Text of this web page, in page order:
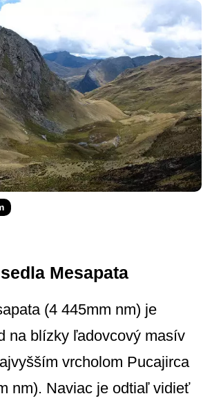
Mesapata
(4 445mm nm) je
na blízky ľadovcový masív
vrcholom Pucajirca
nm). Naviac je odtiaľ vidieť